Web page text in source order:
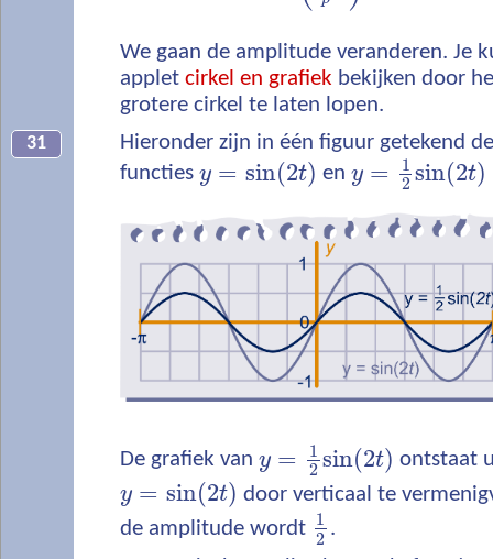
We gaan de amplitude veranderen. Je
applet cirkel en grafiek bekijken door
grotere cirkel te laten lopen.
31
Hieronder zijn in één figuur getekend
functies y = sin(2t) en y =
1
2 sin(2t)
De grafiek van y =
1
2 sin(2t) ontstaat
y = sin(2t) door verticaal te
de amplitude wordt 1
2 .